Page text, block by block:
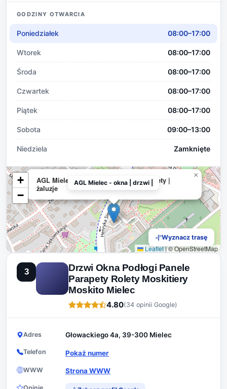
GODZINY OTWARCIA
Poniedziałek 08:00–17:00
Wtorek 08:00–17:00
Środa 08:00–17:00
Czwartek 08:00–17:00
Piątek 08:00–17:00
Sobota 09:00–13:00
Niedziela Zamknięte
AGL Mielec - okna | drzwi | bramy | rolety |
żaluzje
×
+
−
Leaflet|© OpenStreetMap
AGL Mielec - okna | drzwi |
Wyznacz trasę
3
Drzwi Okna Podłogi Panele
Parapety Rolety Moskitiery
Moskito Mielec
4.80(34 opinii Google)
Adres Głowackiego 4a, 39-300 Mielec
Telefon Pokaż numer
WWW Strona WWW